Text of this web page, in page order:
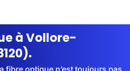
à Vollore-
fibre optique n’est toujours pas